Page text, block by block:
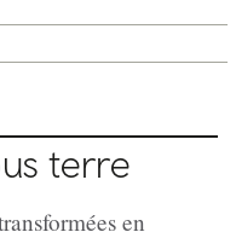
terre
en